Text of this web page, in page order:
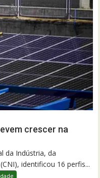
crescer na
da Indústria, da
identificou 16 perfis...